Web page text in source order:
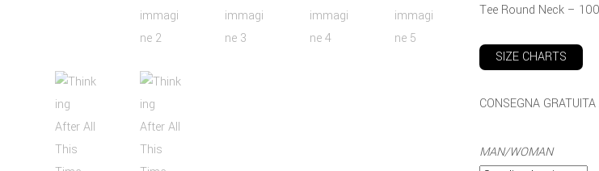
Tee Round Neck –
SIZE CHARTS
CONSEGNA
MAN/WOMAN